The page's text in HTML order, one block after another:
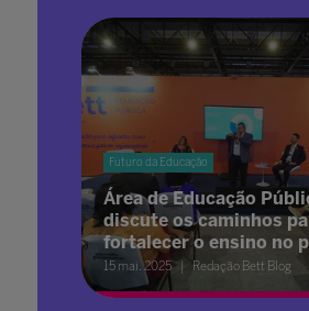
Futuro da Educação
Área de Educação
discute os caminhos
fortalecer o ensino no
15 mai. 2025 Redação Bett Blog